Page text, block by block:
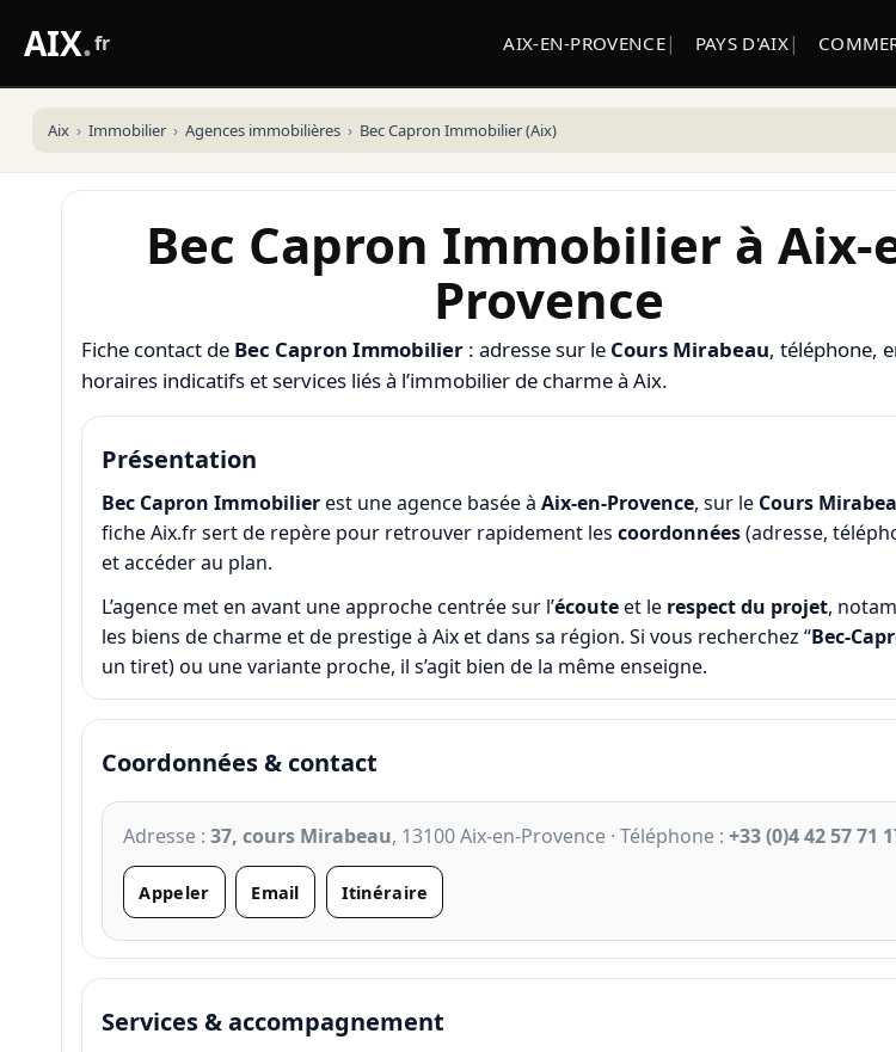
AIX.fr AIX-EN-PROVENCE PAYS D'AIX
Aix Immobilier Agences immobilières Bec Capron Immobilier (Aix)
Bec Capron Immobilier à Aix-
Provence
Fiche contact de Bec Capron Immobilier: adresse sur le Cours Mirabeau, téléphone,
horaires indicatifs et services liés à l’immobilier de charme à Aix.
Présentation
Bec Capron Immobilierest une agence basée à Aix-en-Provence, sur le Cours
fiche Aix.fr sert de repère pour retrouver rapidement les coordonnées(adresse,
et accéder au plan.
L’agence met en avant une approche centrée sur l’écouteet le respect du projet,
les biens de charme et de prestige à Aix et dans sa région. Si vous recherchez “
un tiret) ou une variante proche, il s’agit bien de la même enseigne.
Coordonnées & contact
Adresse :37, cours Mirabeau, 13100 Aix-en-Provence · Téléphone :+33 (0)4 42 57 71
Appeler Email Itinéraire
Services & accompagnement